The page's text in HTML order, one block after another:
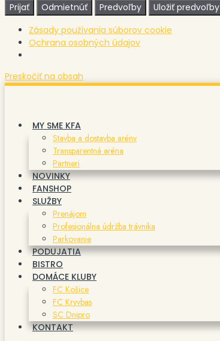
Prijať
Odmietnúť Predvoľby Uložiť predvoľby
Zásady používania súborov cookie
Ochrana osobných údajov
Preskočiť na obsah
MY SME KFA
Stavba a dostavba arény
Transparentná aréna
Partneri
NOVINKY
FANSHOP
SLUŽBY
Prenájom
Profesionálna údržba trávnika
Parkovanie
PODUJATIA
BISTRO
DOMÁCE KLUBY
FC Košice
FC Kryvbas
SC Dnipro
KONTAKT